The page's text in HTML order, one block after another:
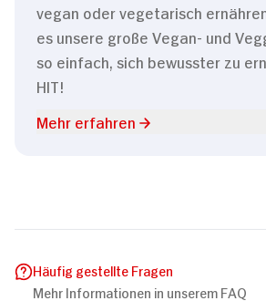
vegan oder vegetarisch
es unsere große Vegan- und
so einfach, sich bewusster zu
HIT!
Mehr erfahren
Häufig gestellte Fragen
Mehr Informationen in unserem FAQ